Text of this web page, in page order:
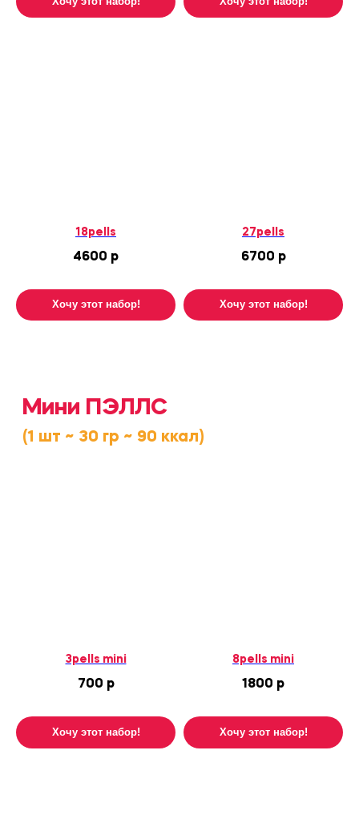
18pells
4600 р
Хочу этот набор!
27pells
6700 р
Хочу этот набор!
3pells mini
700 р
Хочу этот набор!
8pells mini
1800 р
Хочу этот набор!
полезные вещи
ЗАРЕГИСТРИРОВАТЬСЯ